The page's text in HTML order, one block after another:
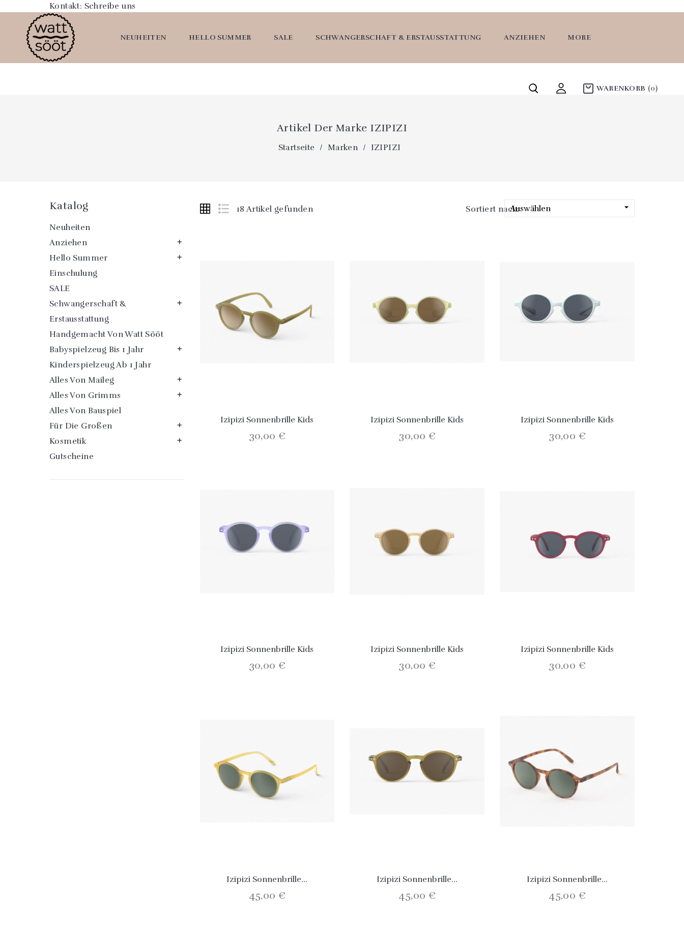
Kontakt: Schreibe uns
NEUHEITEN HELLO SUMMER SALE SCHWANGERSCHAFT & ERSTAUSSTATTUNG ANZIEHEN MORE
WARENKORB (0)
Artikel Der Marke IZIPIZI
Startseite Marken IZIPIZI
Katalog
Neuheiten
Anziehen

Hello Summer 
Einschulung
SALE
Schwangerschaft &
Erstausstattung

Handgemacht Von Watt Sööt
Babyspielzeug Bis 1 Jahr

Kinderspielzeug Ab 1 Jahr
Alles Von Maileg

Alles Von Grimms 
Alles Von Bauspiel
Für Die Großen

Kosmetik 
Gutscheine
18 Artikel gefunden Sortiert nach:Auswählen 
Izipizi Sonnenbrille Kids
30,00 €
Izipizi Sonnenbrille Kids
30,00 €
Izipizi Sonnenbrille Kids
30,00 €
Izipizi Sonnenbrille Kids
30,00 €
Izipizi Sonnenbrille Kids
30,00 €
Izipizi Sonnenbrille Kids
30,00 €
Izipizi Sonnenbrille...
45,00 €
Izipizi Sonnenbrille...
45,00 €
Izipizi Sonnenbrille...
45,00 €